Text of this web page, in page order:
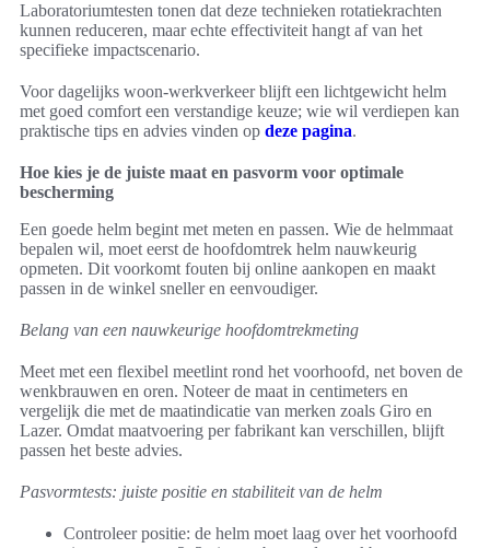
Laboratoriumtesten tonen dat deze technieken rotatiekrachten
kunnen reduceren, maar echte effectiviteit hangt af van het
specifieke impactscenario.
Voor dagelijks woon-werkverkeer blijft een lichtgewicht helm
met goed comfort een verstandige keuze; wie wil verdiepen kan
praktische tips en advies vinden op deze pagina.
Hoe kies je de juiste maat en pasvorm voor optimale
bescherming
Een goede helm begint met meten en passen. Wie de helmmaat
bepalen wil, moet eerst de hoofdomtrek helm nauwkeurig
opmeten. Dit voorkomt fouten bij online aankopen en maakt
passen in de winkel sneller en eenvoudiger.
Belang van een nauwkeurige hoofdomtrekmeting
Meet met een flexibel meetlint rond het voorhoofd, net boven de
wenkbrauwen en oren. Noteer de maat in centimeters en
vergelijk die met de maatindicatie van merken zoals Giro en
Lazer. Omdat maatvoering per fabrikant kan verschillen, blijft
passen het beste advies.
Pasvormtests: juiste positie en stabiliteit van de helm
Controleer positie: de helm moet laag over het voorhoofd